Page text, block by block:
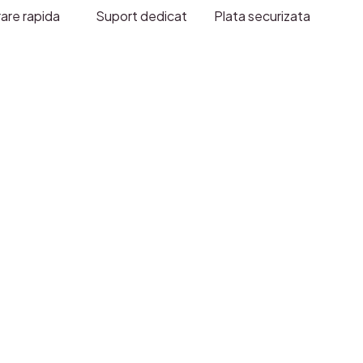
rapida Suport dedicat Plata securizata